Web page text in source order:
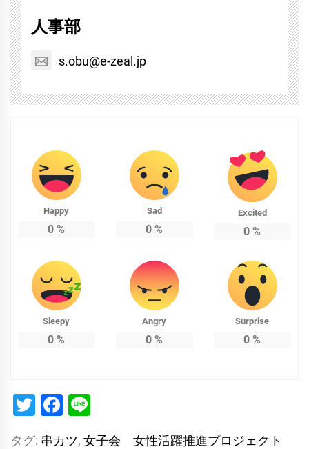
人事部
s.obu@e-zeal.jp
Happy
0 %
Sad
0 %
Excited
0 %
Sleepy
0 %
Angry
0 %
Surprise
0 %
TwitterFacebook
タグ: 串カツ, 女子会 女性活躍推進プロジェクト